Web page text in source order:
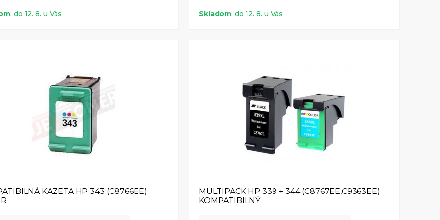
, do 12. 8. u Vás Skladom, do 12. 8. u Vás
KAZETA HP 343 (C8766EE)
MULTIPACK HP 339 + 344 (C8767EE,C9363EE)
KOMPATIBILNÝ